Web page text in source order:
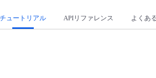
チュートリアル APIリファレンス よくあ